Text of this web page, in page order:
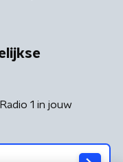
1 in jouw